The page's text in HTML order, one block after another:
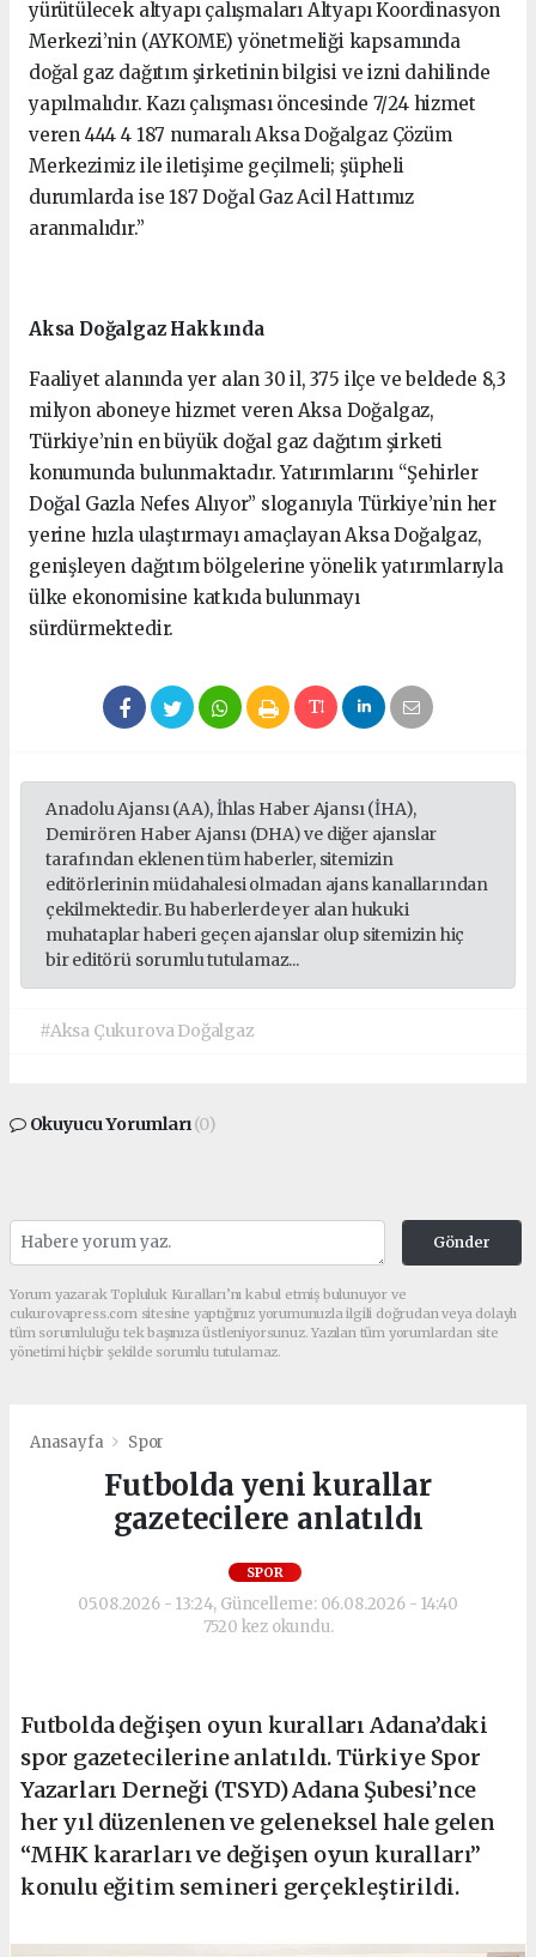
yürütülecek altyapı çalışmaları Altyapı Koordinasyon
Merkezi’nin (AYKOME) yönetmeliği kapsamında
doğal gaz dağıtım şirketinin bilgisi ve izni dahilinde
yapılmalıdır. Kazı çalışması öncesinde 7/24 hizmet
veren 444 4 187 numaralı Aksa Doğalgaz Çözüm
Merkezimiz ile iletişime geçilmeli; şüpheli
durumlarda ise 187 Doğal Gaz Acil Hattımız
aranmalıdır.”
Aksa Doğalgaz Hakkında
Faaliyet alanında yer alan 30 il, 375 ilçe ve beldede 8,3
milyon aboneye hizmet veren Aksa Doğalgaz,
Türkiye’nin en büyük doğal gaz dağıtım şirketi
konumunda bulunmaktadır. Yatırımlarını “Şehirler
Doğal Gazla Nefes Alıyor” sloganıyla Türkiye’nin her
yerine hızla ulaştırmayı amaçlayan Aksa Doğalgaz,
genişleyen dağıtım bölgelerine yönelik yatırımlarıyla
ülke ekonomisine katkıda bulunmayı
sürdürmektedir.
Anadolu Ajansı (AA), İhlas Haber Ajansı (İHA),
Demirören Haber Ajansı (DHA) ve diğer ajanslar
tarafından eklenen tüm haberler, sitemizin
editörlerinin müdahalesi olmadan ajans kanallarından
çekilmektedir. Bu haberlerde yer alan hukuki
muhataplar haberi geçen ajanslar olup sitemizin hiç
bir editörü sorumlu tutulamaz...
#Aksa Çukurova Doğalgaz
Okuyucu Yorumları(0)
Gönder
Yorum yazarak Topluluk Kuralları’nı kabul etmiş bulunuyor ve
cukurovapress.com sitesine yaptığınız yorumunuzla ilgili doğrudan veya dolaylı
tüm sorumluluğu tek başınıza üstleniyorsunuz. Yazılan tüm yorumlardan site
yönetimi hiçbir şekilde sorumlu tutulamaz.
Anasayfa Spor
Futbolda yeni kurallar
gazetecilere anlatıldı
SPOR
05.08.2026 - 13:24, Güncelleme: 06.08.2026 - 14:40
7520 kez okundu.
Futbolda değişen oyun kuralları Adana’daki
spor gazetecilerine anlatıldı. Türkiye Spor
Yazarları Derneği (TSYD) Adana Şubesi’nce
her yıl düzenlenen ve geleneksel hale gelen
“MHK kararları ve değişen oyun kuralları”
konulu eğitim semineri gerçekleştirildi.